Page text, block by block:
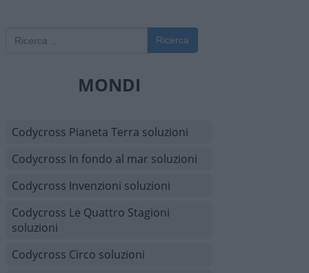
Ricerca
MONDI
Codycross Pianeta Terra soluzioni
Codycross In fondo al mar soluzioni
Codycross Invenzioni soluzioni
Codycross Le Quattro Stagioni
soluzioni
Codycross Circo soluzioni